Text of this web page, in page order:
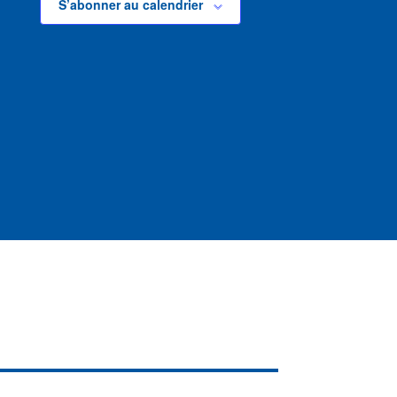
S’abonner au calendrier